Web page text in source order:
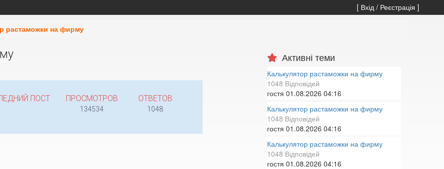
[ Вхід / Реєстрація ]
растаможки на фирму
ПОСТ ПРОСМОТРОВ ОТВЕТОВ
134534 1048
Активні теми
Калькулятор растаможки на фирму
1048 Відповідей
гостя 01.08.2026 04:16
Калькулятор растаможки на фирму
1048 Відповідей
гостя 01.08.2026 04:16
Калькулятор растаможки на фирму
1048 Відповідей
гостя 01.08.2026 04:16